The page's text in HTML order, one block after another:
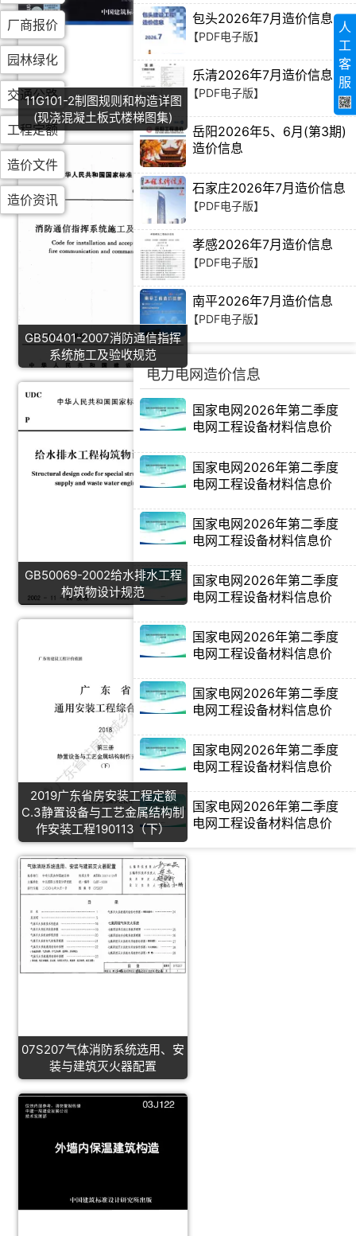
11G101-2制图规则和构造详图
(现浇混凝土板式楼梯图集)
GB50401-2007消防通信指挥
系统施工及验收规范
GB50069-2002给水排水工程
构筑物设计规范
2019广东省房安装工程定额
C.3静置设备与工艺金属结构制
作安装工程190113（下）
07S207气体消防系统选用、安
装与建筑灭火器配置
包头2026年7月造价信息
【PDF电子版】
乐清2026年7月造价信息
【PDF电子版】
岳阳2026年5、6月(第3期)
造价信息
石家庄2026年7月造价信息
【PDF电子版】
孝感2026年7月造价信息
【PDF电子版】
南平2026年7月造价信息
【PDF电子版】
电力电网造价信息
国家电网2026年第二季度
电网工程设备材料信息价
国家电网2026年第二季度
电网工程设备材料信息价
国家电网2026年第二季度
电网工程设备材料信息价
国家电网2026年第二季度
电网工程设备材料信息价
国家电网2026年第二季度
电网工程设备材料信息价
国家电网2026年第二季度
电网工程设备材料信息价
国家电网2026年第二季度
电网工程设备材料信息价
国家电网2026年第二季度
电网工程设备材料信息价
厂商报价
园林绿化
交通公路
工程定额
造价文件
造价资讯
人
工
客
服